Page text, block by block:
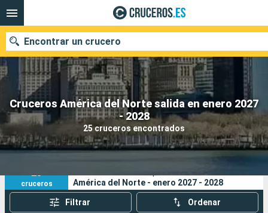
Cruceros América del Norte salida en enero 2027
- 2028
25 cruceros encontrados
Encontrar un crucero
Nuestros destinos
Fecha de salida
Buscar
25
cruceros
América del Norte - enero 2027 - 2028
Filtrar Ordenar